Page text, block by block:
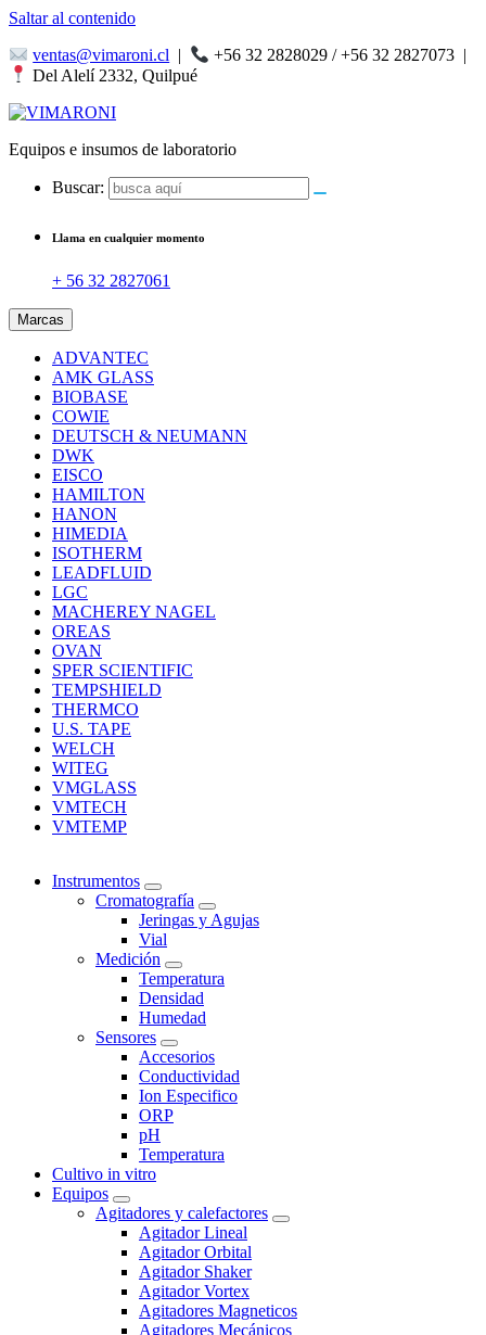
Saltar al contenido
ventas@vimaroni.cl | +56 32 2828029 / +56 32 2827073 |
Del Alelí 2332, Quilpué
Equipos e insumos de laboratorio
Buscar:
Llama en cualquier momento
+ 56 32 2827061
Marcas
ADVANTEC
AMK GLASS
BIOBASE
COWIE
DEUTSCH & NEUMANN
DWK
EISCO
HAMILTON
HANON
HIMEDIA
ISOTHERM
LEADFLUID
LGC
MACHEREY NAGEL
OREAS
OVAN
SPER SCIENTIFIC
TEMPSHIELD
THERMCO
U.S. TAPE
WELCH
WITEG
VMGLASS
VMTECH
VMTEMP
Instrumentos
Cromatografía
Jeringas y Agujas
Vial
Medición
Temperatura
Densidad
Humedad
Sensores
Accesorios
Conductividad
Ion Especifico
ORP
pH
Temperatura
Cultivo in vitro
Equipos
Agitadores y calefactores
Agitador Lineal
Agitador Orbital
Agitador Shaker
Agitador Vortex
Agitadores Magneticos
Agitadores Mecánicos